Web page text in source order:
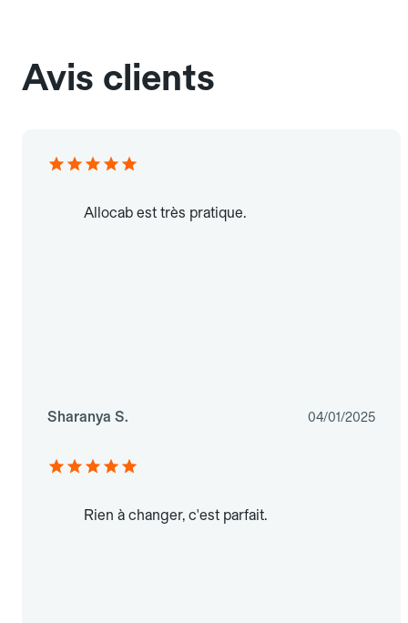
Avis clients
Allocab est très pratique.
Sharanya S. 04/01/2025
Rien à changer, c'est parfait.